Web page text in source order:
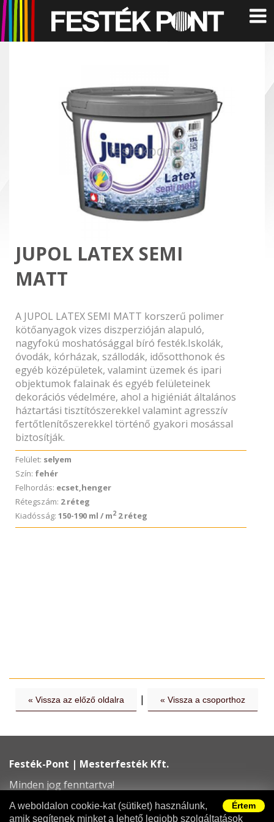
Értem
A weboldalon cookie-kat (sütiket) használunk,
amik segítenek minket a lehető legjobb szolgáltatások
JUPOL LATEX SEMI
MATT
A JUPOL LATEX SEMI MATT korszerű polimer
kötőanyagok vizes diszperzióján alapuló,
nagyfokú moshatósággal bíró festék.Iskolák,
óvodák, kórházak, szállodák, idősotthonok és
egyéb középületek, valamint üzemek és ipari
objektumok falainak és egyéb felületeinek
dekorációs védelmére, ahol a higiéniát általános
háztartási tisztítószerekkel valamint agresszív
fertőtlenítőszerekkel történő gyakori mosással
biztosítják.
Felület: selyem
Szín: fehér
Felhordás: ecset,henger
Rétegszám: 2 réteg
Kiadósság: 150-190 ml / m2 2 réteg
« Vissza az előző oldalra | « Vissza a csoporthoz
Festék-Pont | Mesterfesték Kft.
Minden jog fenntartva!